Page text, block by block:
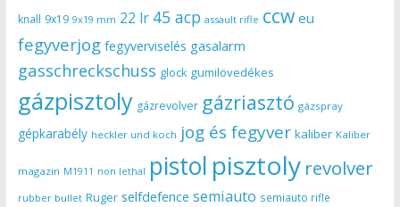
knall 9x19 9x19 mm 22 lr 45 acp assault rifle ccw eu
fegyverjog fegyverviselés gasalarm
gasschreckschuss glock gumilövedékes
gázpisztoly gázrevolver gázriasztó gázspray
gépkarabély heckler und koch jog és fegyver kaliber Kaliber
magazin M1911 non lethal pistol pisztoly revolver
rubber bullet Ruger selfdefence semiauto semiauto rifle